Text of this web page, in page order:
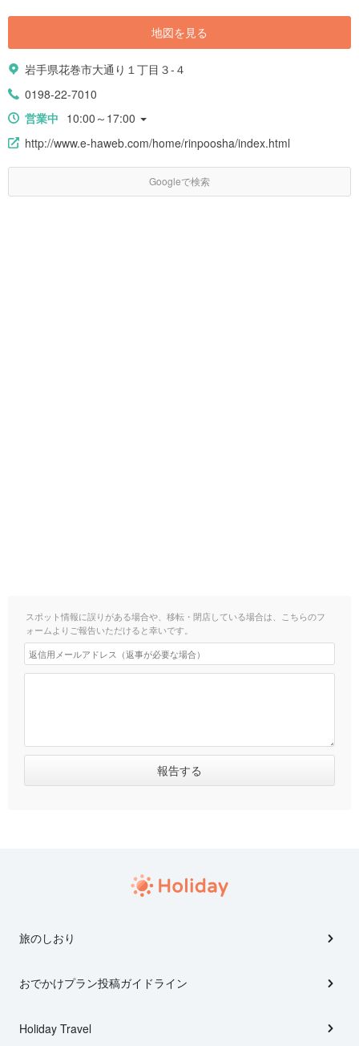
地図を見る
岩手県花巻市大通り１丁目３-４
0198-22-7010
営業中 10:00～17:00
http://www.e-haweb.com/home/rinpoosha/index.html
Googleで検索
スポット情報に誤りがある場合や、移転・閉店している場合は、こちらのフ
ォームよりご報告いただけると幸いです。
旅のしおり
おでかけプラン投稿ガイドライン
Holiday Travel